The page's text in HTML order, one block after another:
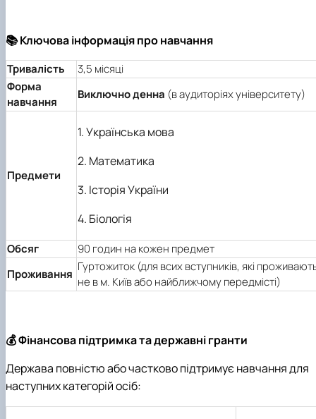
📚 Ключова інформація про навчання
Тривалість
3,5 місяці
Форма
навчання
Виключно денна (в аудиторіях університету)
Предмети
1. Українська мова
2. Математика
3. Історія України
4. Біологія
Обсяг
90 годин на кожен предмет
Проживання
Гуртожиток (для всих вступників, які
не в м. Київ або найближчому передмісті)
💰 Фінансова підтримка та державні гранти
Держава повністю або частково підтримує навчання для
наступних категорій осіб: